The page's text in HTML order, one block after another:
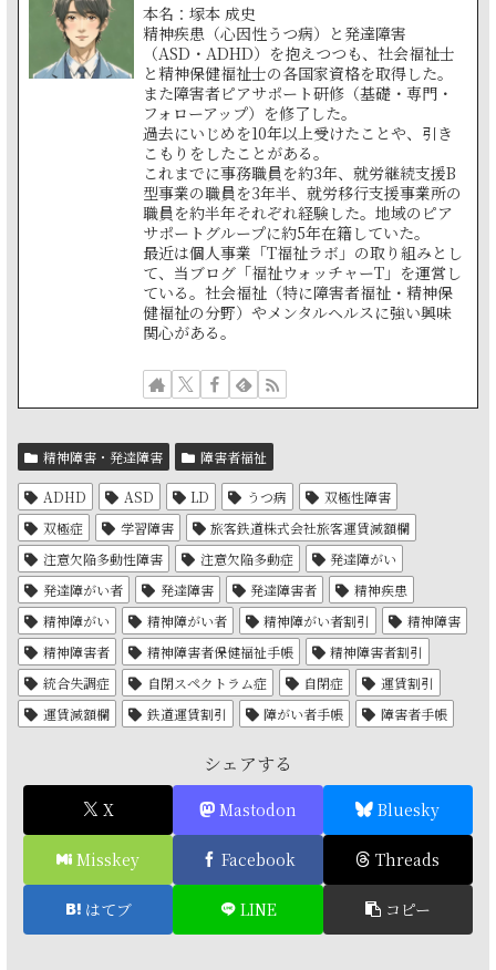
本名：塚本 成史
精神疾患（心因性うつ病）と発達障害
（ASD・ADHD）を抱えつつも、社会福祉士
と精神保健福祉士の各国家資格を取得した。
また障害者ピアサポート研修（基礎・専門・
フォローアップ）を修了した。
過去にいじめを10年以上受けたことや、引き
こもりをしたことがある。
これまでに事務職員を約3年、就労継続支援B
型事業の職員を3年半、就労移行支援事業所の
職員を約半年それぞれ経験した。地域のピア
サポートグループに約5年在籍していた。
最近は個人事業「T福祉ラボ」の取り組みとし
て、当ブログ「福祉ウォッチャーT」を運営し
ている。社会福祉（特に障害者福祉・精神保
健福祉の分野）やメンタルヘルスに強い興味
関心がある。
精神障害・発達障害 障害者福祉
ADHD ASD LD うつ病
双極性障害
双極症
学習障害
旅客鉄道株式会社旅客運賃減額欄
注意欠陥多動性障害
注意欠陥多動症
発達障がい
発達障がい者
発達障害 発達障害者
精神疾患
精神障がい
精神障がい者 精神障がい者割引
精神障害
精神障害者
精神障害者保健福祉手帳
精神障害者割引
統合失調症
自閉スペクトラム症 自閉症
運賃割引
運賃減額欄
鉄道運賃割引 障がい者手帳 障害者手帳
シェアする
X Mastodon Bluesky
Misskey Facebook Threads
はてブ LINE コピー